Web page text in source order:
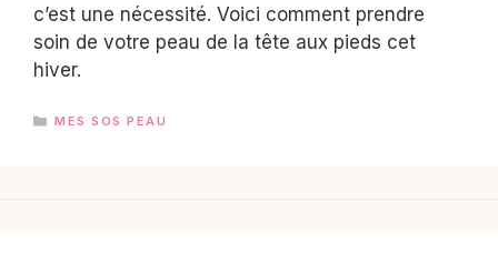
c’est une nécessité. Voici comment prendre
soin de votre peau de la tête aux pieds cet
hiver.
CATÉGORIES
MES SOS PEAU